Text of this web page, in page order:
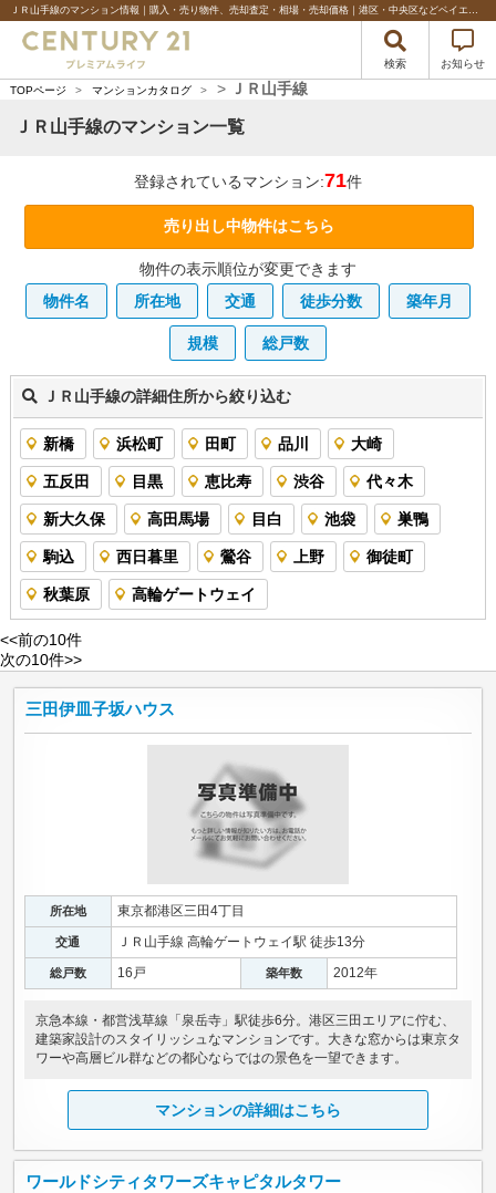
ＪＲ山手線のマンション情報｜購入・売り物件、売却査定・相場・売却価格｜港区・中央区などベイエリアの不動産のことならセンチュリー21プレミアムライフ
検索 お知らせ
TOPページ > マンションカタログ > > ＪＲ山手線
ＪＲ山手線のマンション一覧
登録されているマンション:71件
売り出し中物件はこちら
物件の表示順位が変更できます
物件名
所在地 交通 徒歩分数 築年月
規模 総戸数
ＪＲ山手線の詳細住所から絞り込む
新橋 浜松町 田町 品川 大崎
五反田 目黒 恵比寿 渋谷 代々木
新大久保 高田馬場 目白 池袋 巣鴨
駒込 西日暮里 鶯谷 上野 御徒町
秋葉原 高輪ゲートウェイ
<<前の10件
次の10件>>
三田伊皿子坂ハウス
所在地 東京都港区三田4丁目
交通 ＪＲ山手線 高輪ゲートウェイ駅 徒歩13分
総戸数 16戸 築年数 2012年
京急本線・都営浅草線「泉岳寺」駅徒歩6分。港区三田エリアに佇む、
建築家設計のスタイリッシュなマンションです。大きな窓からは東京タ
ワーや高層ビル群などの都心ならではの景色を一望できます。
マンションの詳細はこちら
ワールドシティタワーズキャピタルタワー